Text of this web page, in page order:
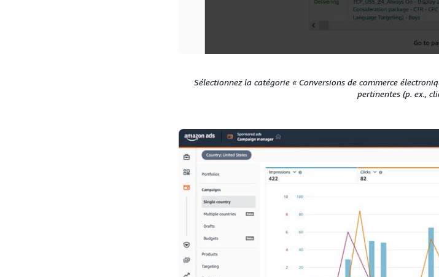
Sélectionnez la catégorie « Conversions de commerce
pertinentes (p. ex.,